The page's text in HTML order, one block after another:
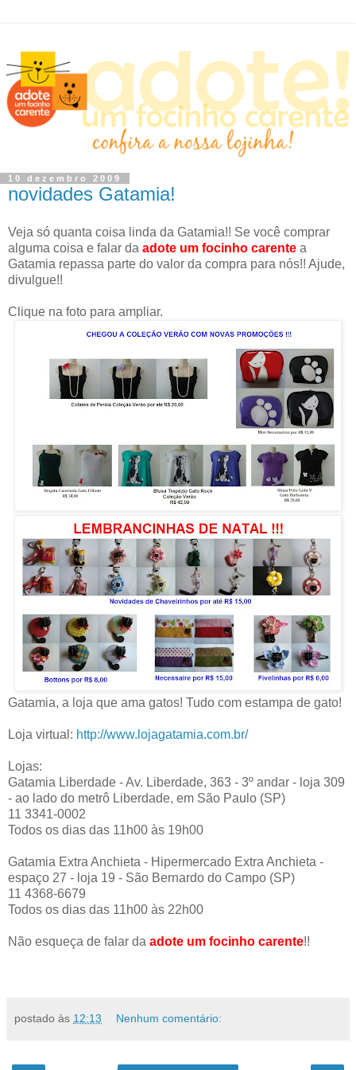
10 dezembro 2009
novidades Gatamia!
Veja só quanta coisa linda da Gatamia!! Se você comprar
alguma coisa e falar da adote um focinho carente a
Gatamia repassa parte do valor da compra para nós!! Ajude,
divulgue!!
Clique na foto para ampliar.
Gatamia, a loja que ama gatos! Tudo com estampa de gato!
Loja virtual: http://www.lojagatamia.com.br/
Lojas:
Gatamia Liberdade - Av. Liberdade, 363 - 3º andar - loja 309
- ao lado do metrô Liberdade, em São Paulo (SP)
11 3341-0002
Todos os dias das 11h00 às 19h00
Gatamia Extra Anchieta - Hipermercado Extra Anchieta -
espaço 27 - loja 19 - São Bernardo do Campo (SP)
11 4368-6679
Todos os dias das 11h00 às 22h00
Não esqueça de falar da adote um focinho carente!!
postado às 12:13 Nenhum comentário: